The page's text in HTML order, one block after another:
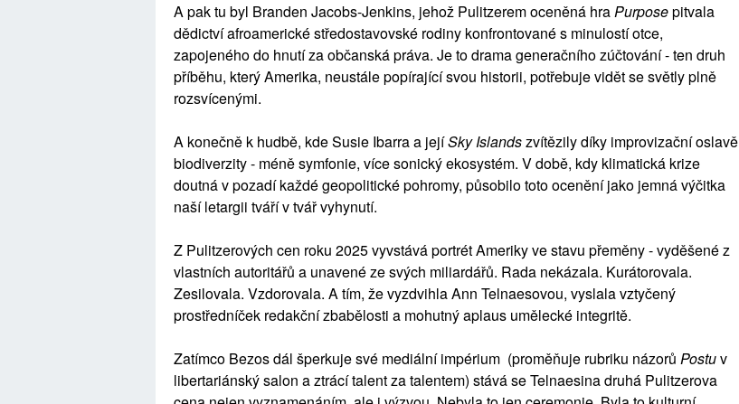
A pak tu byl Branden Jacobs-Jenkins, jehož Pulitzerem oceněná hraPurposepitvala
dědictví afroamerické středostavovské rodiny konfrontované s minulostí otce,
zapojeného do hnutí za občanská práva. Je to drama generačního zúčtování - ten druh
příběhu, který Amerika, neustále popírající svou historii, potřebuje vidět se světly plně
rozsvícenými.
A konečně k hudbě, kde Susie Ibarra a jejíSky Islandszvítězily díky improvizační oslavě
biodiverzity - méně symfonie, více sonický ekosystém. V době, kdy klimatická krize
doutná v pozadí každé geopolitické pohromy, působilo toto ocenění jako jemná výčitka
naší letargii tváří v tvář vyhynutí.
Z Pulitzerových cen roku 2025 vyvstává portrét Ameriky ve stavu přeměny - vyděšené z
vlastních autoritářů a unavené ze svých miliardářů. Rada nekázala. Kurátorovala.
Zesilovala. Vzdorovala. A tím, že vyzdvihla Ann Telnaesovou, vyslala vztyčený
prostředníček redakční zbabělosti a mohutný aplaus umělecké integritě.
Zatímco Bezos dál šperkuje své mediální impérium (proměňuje rubriku názorů Postuv
libertariánský salon a ztrácí talent za talentem) stává se Telnaesina druhá Pulitzerova